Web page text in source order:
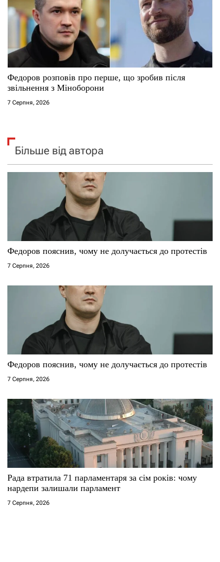
Федоров розповів про перше, що зробив після
звільнення з Міноборони
7 Серпня, 2026
Більше від автора
Федоров пояснив, чому не долучається до протестів
7 Серпня, 2026
Федоров пояснив, чому не долучається до протестів
7 Серпня, 2026
Рада втратила 71 парламентаря за сім років: чому
нардепи залишали парламент
7 Серпня, 2026